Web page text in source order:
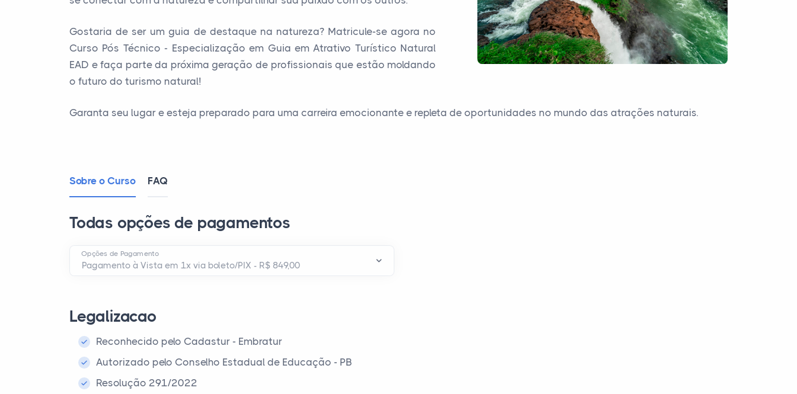
Gostaria de ser um guia de destaque na natureza? Matricule-se agora no
Curso Pós Técnico - Especialização em Guia em Atrativo Turístico Natural
EAD e faça parte da próxima geração de profissionais que estão moldando
o futuro do turismo natural!
Garanta seu lugar e esteja preparado para uma carreira emocionante e repleta de oportunidades no mundo das atrações naturais.
Sobre o Curso FAQ
Todas opções de pagamentos
Opções de Pagamento
Legalizacao
Reconhecido pelo Cadastur - Embratur
Autorizado pelo Conselho Estadual de Educação - PB
Resolução 291/2022